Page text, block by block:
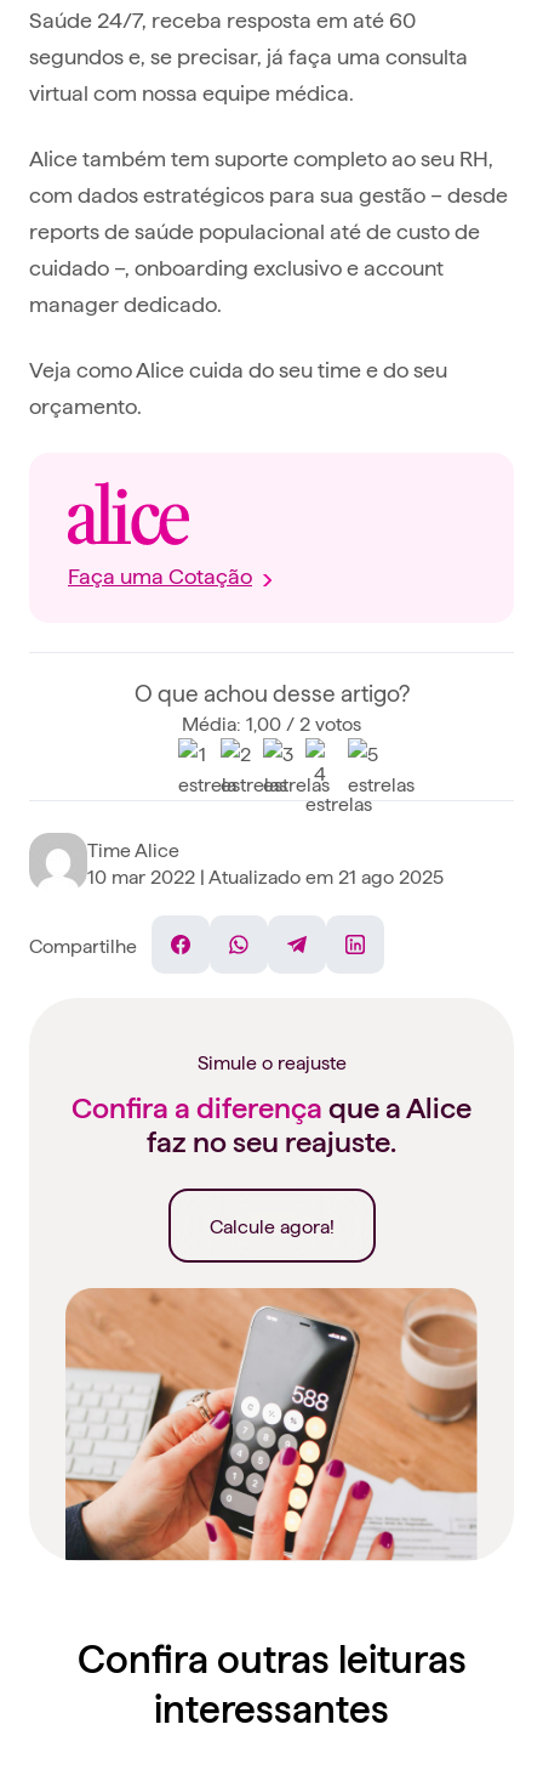
Saúde 24/7, receba resposta em até 60
segundos e, se precisar, já faça uma consulta
virtual com nossa equipe médica.
Alice também tem suporte completo ao seu RH,
com dados estratégicos para sua gestão – desde
reports de saúde populacional até de custo de
cuidado –, onboarding exclusivo e account
manager dedicado.
Veja como Alice cuida do seu time e do seu
orçamento.
Faça uma Cotação
O que achou desse artigo?
Média: 1,00 / 2 votos
Time Alice
10 mar 2022 | Atualizado em 21 ago 2025
Compartilhe
FacebookWhatsAppTelegramLinkedin
Simule o reajuste
Confira a diferença que a Alice
faz no seu reajuste.
Calcule agora!
Confira outras leituras
interessantes